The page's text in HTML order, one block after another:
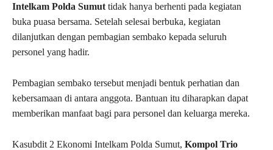
Intelkam Polda Sumut tidak hanya berhenti pada kegiatan
buka puasa bersama. Setelah selesai berbuka, kegiatan
dilanjutkan dengan pembagian sembako kepada seluruh
personel yang hadir.
Pembagian sembako tersebut menjadi bentuk perhatian dan
kebersamaan di antara anggota. Bantuan itu diharapkan dapat
memberikan manfaat bagi para personel dan keluarga mereka.
Kasubdit 2 Ekonomi Intelkam Polda Sumut, Kompol Trio